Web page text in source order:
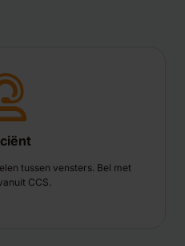
tussen vensters. Bel met
CCS.